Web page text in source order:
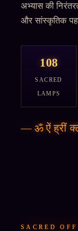
अभ्यास की
और सांस्कृतिक
108
SACRED
LAMPS
—ॐ ऐं ह्रीं
SACRED